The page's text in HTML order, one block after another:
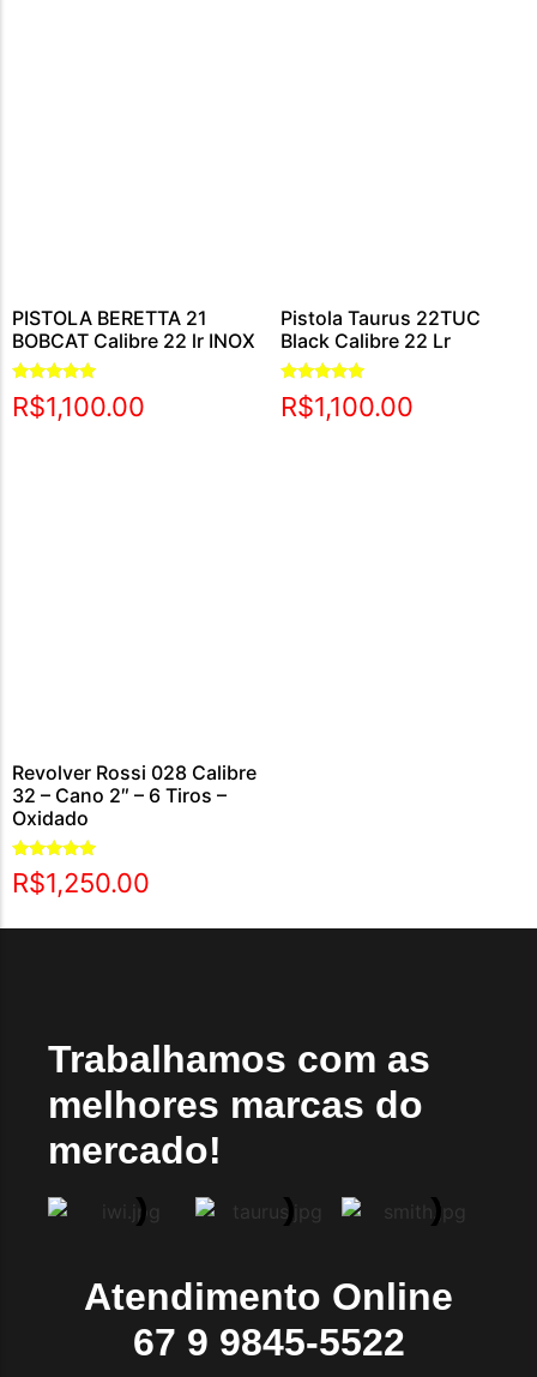
PISTOLA BERETTA 21
BOBCAT Calibre 22 lr INOX
Avaliação
5.00
R$1,100.00
Pistola Taurus 22TUC
Black Calibre 22 Lr
Avaliação
5.00
R$1,100.00
Revolver Rossi 028 Calibre
32 – Cano 2″ – 6 Tiros –
Oxidado
Avaliação
5.00
R$1,250.00
Trabalhamos com as
melhores marcas do
mercado!
Atendimento Online
67 9 9845-5522